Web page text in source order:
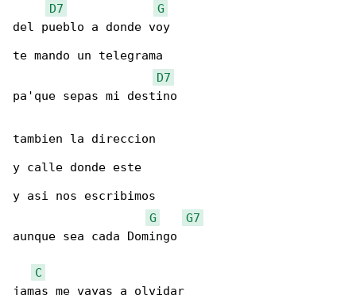
D7
G
del pueblo a donde voy
te mando un telegrama
D7
pa'que sepas mi destino
tambien la direccion
y calle donde este
y asi nos escribimos
G
G7
aunque sea cada Domingo
C